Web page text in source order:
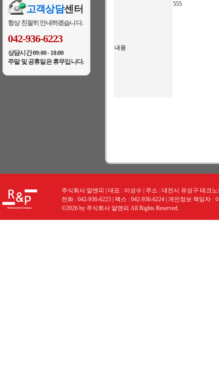
고객상담센터
항상 친절히 안내하겠습니다.
042-936-6223
상담시간 09:00 - 18:00
주말 및 공휴일은 휴무입니다.
내용
555
주식회사 알앤피 | 대표 : 이성수 | 주소 : 대전시 유성구 테크
전화 : 042-936-6223 | 팩스 : 042-936-6224 | 개인정보 책임자 :
©2026 by 주식회사 알앤피 All Rights Reserved.